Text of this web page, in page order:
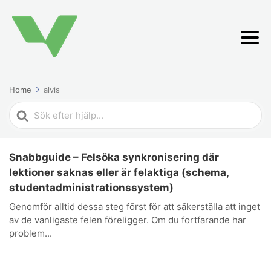
Home alvis
Search
For
Snabbguide – Felsöka synkronisering där
lektioner saknas eller är felaktiga (schema,
studentadministrationssystem)
Genomför alltid dessa steg först för att säkerställa att inget
av de vanligaste felen föreligger. Om du fortfarande har
problem...